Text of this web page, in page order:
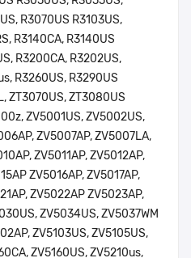
R3070US R3103US,
R3140CA, R3140US
R3200CA, R3202US,
R3260US, R3290US
ZT3070US, ZT3080US
ZV5001US, ZV5002US,
ZV5007AP, ZV5007LA,
ZV5011AP, ZV5012AP,
ZV5016AP, ZV5017AP,
ZV5022AP ZV5023AP,
ZV5034US, ZV5037WM
ZV5103US, ZV5105US,
ZV5160US, ZV5210us,